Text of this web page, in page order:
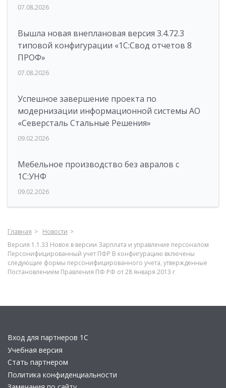
07.08.2026
Вышла новая внеплановая версия 3.4.72.3
типовой конфигурации «1C:Свод отчетов 8
ПРОФ»
07.08.2026
Успешное завершение проекта по
модернизации информационной системы АО
«Северсталь Стальные Решения»
09.02.2026
Мебельное производство без авралов с
1С:УНФ
09.02.2026
Главная
Новости
Версия 1.1.33 Новое в версии Зарплата и управление персоналом
Персонифицированный учет ПФР В конфигурацию включены
следующие формы персонифицированного учета, утвержденные
Постановлением Правления ПФ РФ от 28 января 2013 г
Вход для партнеров 1С
Учебная версия
Стать партнером
Политика конфиденциальности